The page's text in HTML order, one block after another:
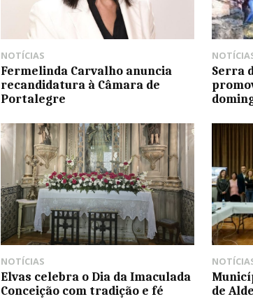
NOTÍCIAS
Fermelinda Carvalho anuncia
recandidatura à Câmara de
Portalegre
Serra
NOTÍCIAS
Elvas celebra o Dia da Imaculada
Conceição com tradição e fé
de